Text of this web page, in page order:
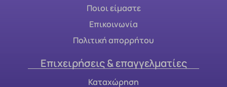
Ποιοι είμαστε
Επικοινωνία
Πολιτική απορρήτου
Επιχειρήσεις & επαγγελματίες
Καταχώρηση